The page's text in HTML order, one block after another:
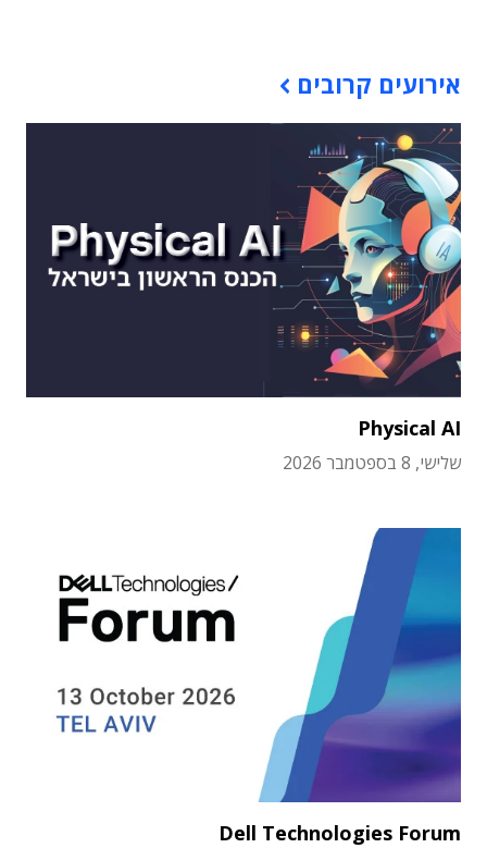
אירועים קרובים
Physical AI
שלישי, 8 בספטמבר 2026
Dell Technologies Forum